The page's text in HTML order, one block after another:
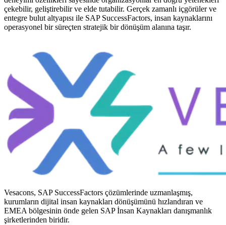
çekebilir, geliştirebilir ve elde tutabilir. Gerçek zamanlı içgörüler ve
entegre bulut altyapısı ile SAP SuccessFactors, insan kaynaklarını
operasyonel bir süreçten stratejik bir dönüşüm alanına taşır.
Vesacons, SAP SuccessFactors çözümlerinde uzmanlaşmış,
kurumların dijital insan kaynakları dönüşümünü hızlandıran ve
EMEA bölgesinin önde gelen SAP İnsan Kaynakları danışmanlık
şirketlerinden biridir.